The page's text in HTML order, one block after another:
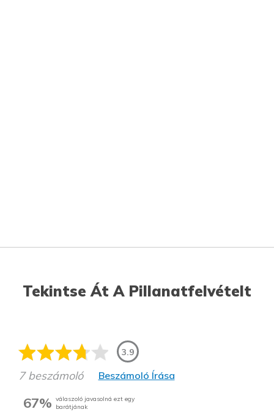
Tekintse Át A Pillanatfelvételt
3.9
7 beszámoló Beszámoló Írása
67% válaszoló javasolná ezt egy
barátjának